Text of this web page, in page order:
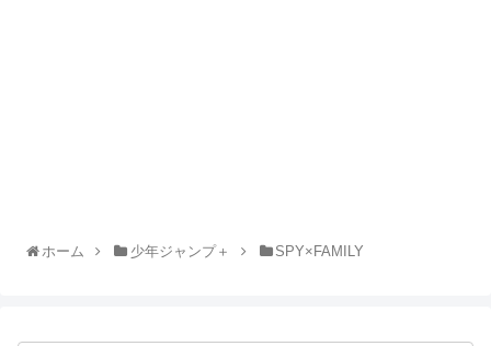
ホーム 少年ジャンプ＋ SPY×FAMILY